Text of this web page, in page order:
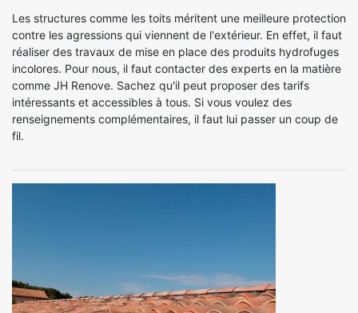
Les structures comme les toits méritent une meilleure protection
contre les agressions qui viennent de l'extérieur. En effet, il faut
réaliser des travaux de mise en place des produits hydrofuges
incolores. Pour nous, il faut contacter des experts en la matière
comme JH Renove. Sachez qu'il peut proposer des tarifs
intéressants et accessibles à tous. Si vous voulez des
renseignements complémentaires, il faut lui passer un coup de
fil.